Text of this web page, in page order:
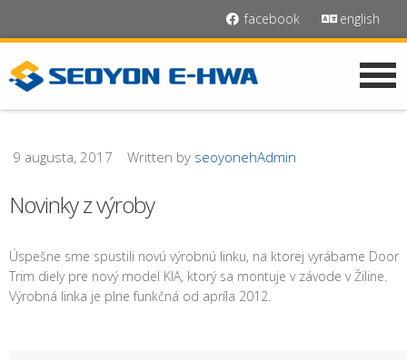
facebook english
9 augusta, 2017 Written by seoyonehAdmin
Novinky z výroby
Úspešne sme spustili novú výrobnú linku, na ktorej vyrábame Door
Trim diely pre nový model KIA, ktorý sa montuje v závode v Žiline.
Výrobná linka je plne funkčná od apríla 2012.